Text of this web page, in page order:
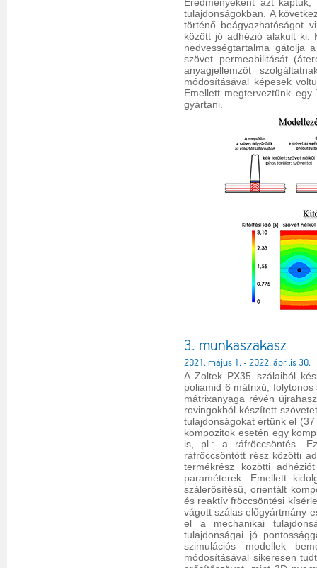
tulajdonságokban. A
történő beágyazhatóságot
között jó adhézió alakult ki.
nedvességtartalma gátolja
szövet permeabilitását
anyagjellemzőt
módosításával képesek
Emellett megterveztünk
gyártani.
3. munkaszakasz
2021. május 1. - 2022. április 30.
A Zoltek PX35 szálaiból
poliamid 6 mátrixú,
mátrixanyaga révén
rovingokból készített
tulajdonságokat értünk el
kompozitok esetén egy
is, pl.: a ráfröccsöntés.
ráfröccsöntött rész közötti
termékrész közötti
paraméterek. Emellett
szálerősítésű, orientált
és reaktív fröccsöntési
vágott szálas előgyártmány
el a mechanikai
tulajdonságai jó
szimulációs modellek
módosításával sikeresen